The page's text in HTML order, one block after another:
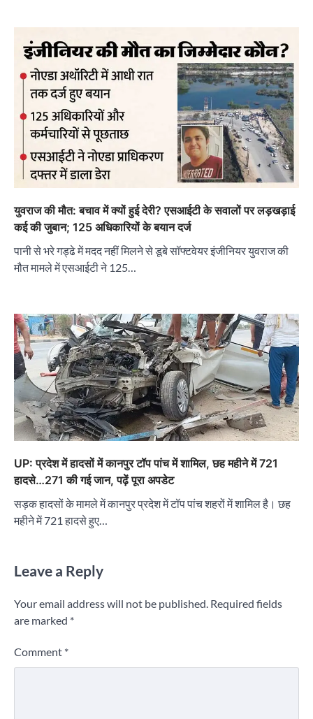
युवराज की मौत: बचाव में क्यों हुई देरी? एसआईटी के सवालों पर लड़खड़ाई
कई की जुबान; 125 अधिकारियों के बयान दर्ज
पानी से भरे गड्ढे में मदद नहीं मिलने से डूबे सॉफ्टवेयर इंजीनियर युवराज की
मौत मामले में एसआईटी ने 125…
UP: प्रदेश में हादसों में कानपुर टॉप पांच में शामिल, छह महीने में 721
हादसे…271 की गई जान, पढ़ें पूरा अपडेट
सड़क हादसों के मामले में कानपुर प्रदेश में टॉप पांच शहरों में शामिल है। छह
महीने में 721 हादसे हुए…
Leave a Reply
Your email address will not be published. Required fields
are marked *
Comment *